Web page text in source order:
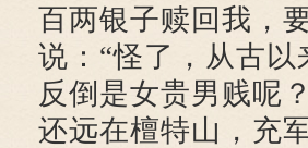
百两银子赎回我，
说：“怪了，从古
反倒是女贵男贱呢
还远在檀特山，充